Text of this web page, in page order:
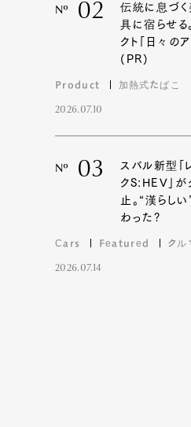
Nº 02
伝統に息づく
具に宿らせる
クト「日々の
(PR)
Product 加熱式たばこ
2026.07.10
Nº 03
スバル新型「
クS:HEV」が
止。“漢らし
わった?
Cars Featured クル
2026.07.14